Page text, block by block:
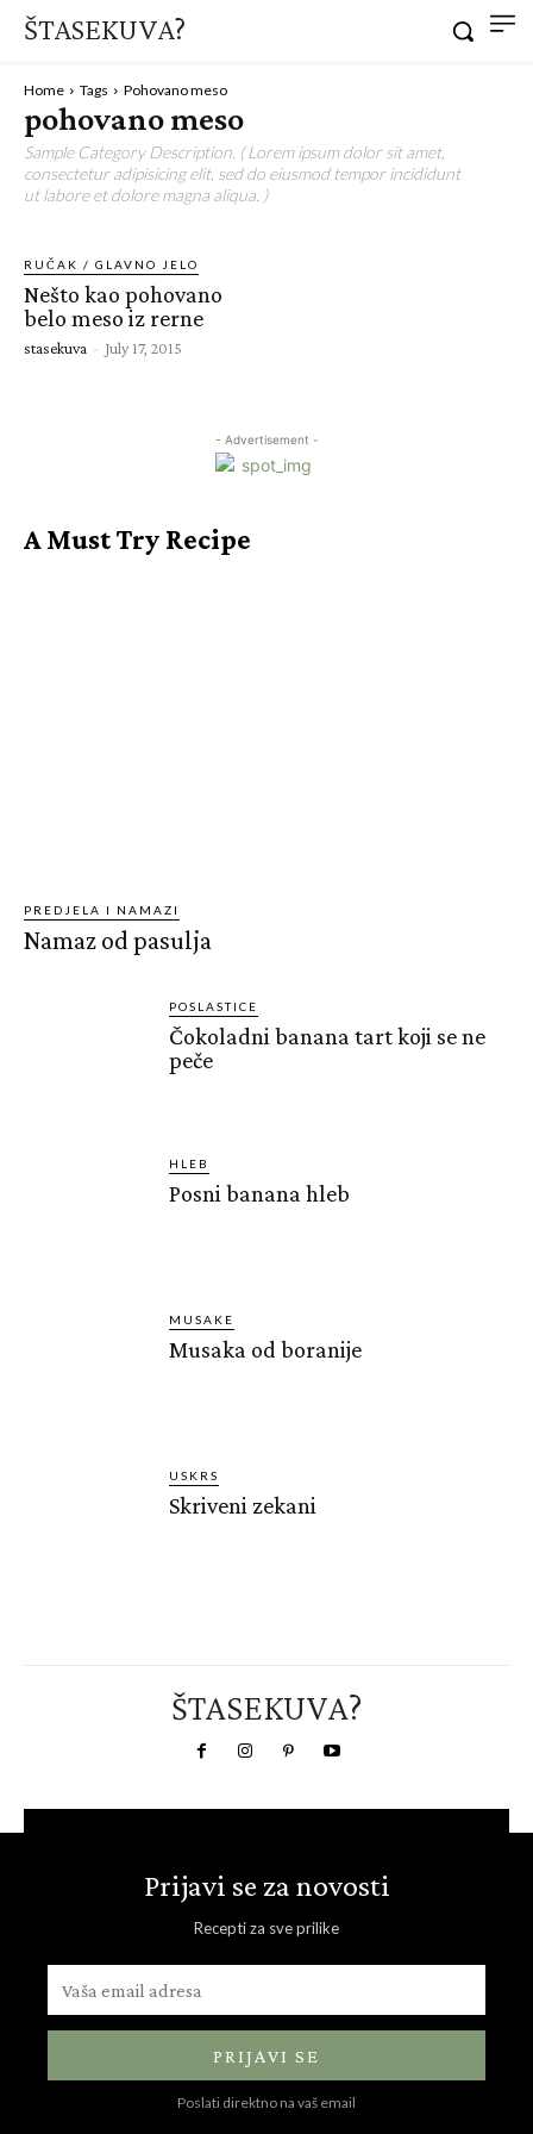
ŠTASEKUVA?
Home Tags Pohovano meso
pohovano meso
Sample Category Description. ( Lorem ipsum dolor sit amet,
consectetur adipisicing elit, sed do eiusmod tempor incididunt
ut labore et dolore magna aliqua. )
RUČAK / GLAVNO JELO
Nešto kao pohovano
belo meso iz rerne
stasekuva - July 17, 2015
- Advertisement -
A Must Try Recipe
PREDJELA I NAMAZI
Namaz od pasulja
POSLASTICE
Čokoladni banana tart koji se ne
peče
HLEB
Posni banana hleb
MUSAKE
Musaka od boranije
USKRS
Skriveni zekani
ŠTASEKUVA?
Prijavi se za novosti
Recepti za sve prilike
PRIJAVI SE
Poslati direktno na vaš email